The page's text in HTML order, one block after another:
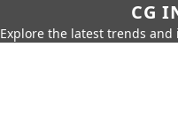
CG
Explore the latest trends